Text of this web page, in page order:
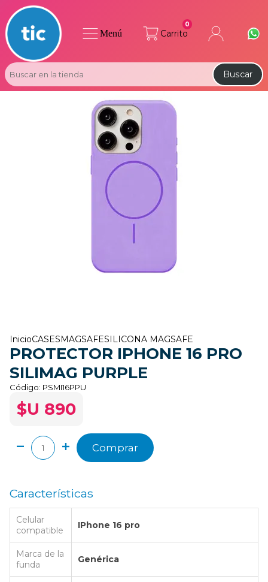
Carrito
0
Buscar
Menú
InicioCASES MAGSAFESILICONA MAGSAFE
PROTECTOR IPHONE 16 PRO
SILIMAG PURPLE
Código: PSMI16PPU
$U 890
Comprar
Características
Celular
compatible
IPhone 16 pro
Marca de la
funda
Genérica